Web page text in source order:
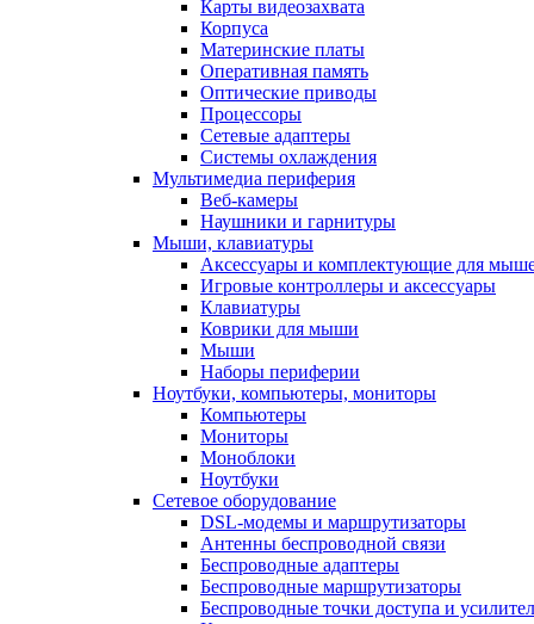
Карты видеозахвата
Корпуса
Материнские платы
Оперативная память
Оптические приводы
Процессоры
Сетевые адаптеры
Системы охлаждения
Мультимедиа периферия
Веб-камеры
Наушники и гарнитуры
Мыши, клавиатуры
Аксессуары и комплектующие для
Игровые контроллеры и аксессуары
Клавиатуры
Коврики для мыши
Мыши
Наборы периферии
Ноутбуки, компьютеры, мониторы
Компьютеры
Мониторы
Моноблоки
Ноутбуки
Сетевое оборудование
DSL-модемы и маршрутизаторы
Антенны беспроводной связи
Беспроводные адаптеры
Беспроводные маршрутизаторы
Беспроводные точки доступа и